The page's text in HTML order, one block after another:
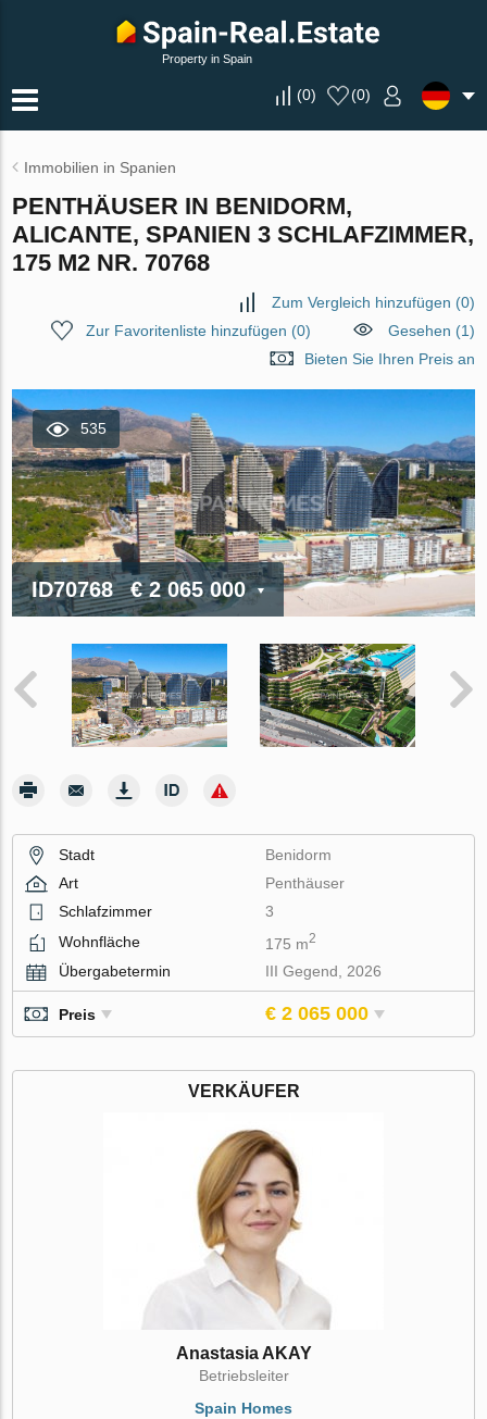
Property in Spain
(0) (0)
Immobilien in Spanien
PENTHÄUSER IN BENIDORM,
ALICANTE, SPANIEN 3 SCHLAFZIMMER,
175 M2 NR. 70768
Zum Vergleich hinzufügen (0)
Zur Favoritenliste hinzufügen (0)
Gesehen (1)
Bieten Sie Ihren Preis an
535
ID70768 € 2 065 000
Stadt
Benidorm
Art
Penthäuser
Schlafzimmer
3
Wohnfläche
175 m2
Übergabetermin III Gegend, 2026
Preis € 2 065 000
VERKÄUFER
Anastasia AKAY
Betriebsleiter
Spain Homes